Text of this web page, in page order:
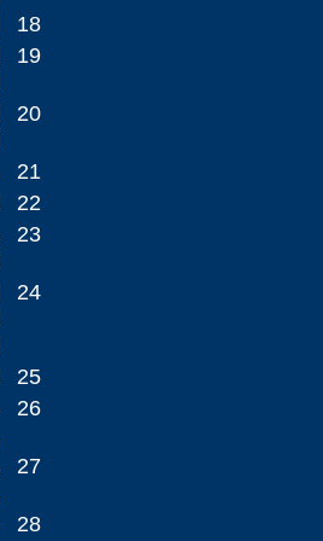
18
19
20
21
22
23
24
25
26
27
28